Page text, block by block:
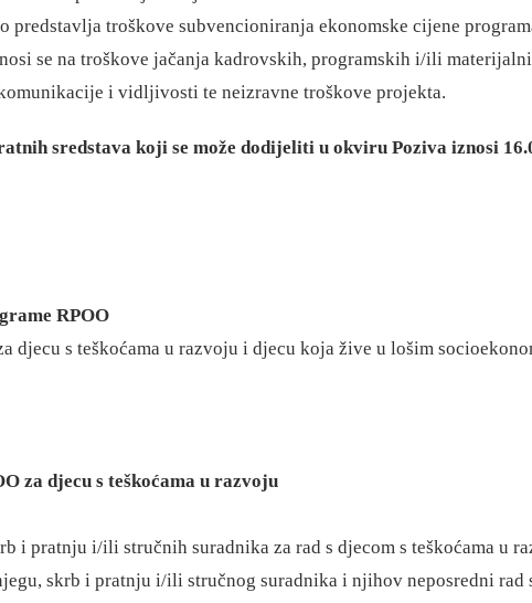
predstavlja troškove subvencioniranja ekonomske cijene
se na troškove jačanja kadrovskih, programskih i/ili
i vidljivosti te neizravne troškove projekta.
sredstava koji se može dodijeliti u okviru Poziva iznosi
RPOO
djecu s teškoćama u razvoju i djecu koja žive u lošim
za djecu s teškoćama u razvoju
i pratnju i/ili stručnih suradnika za rad s djecom s teškoćama u
skrb i pratnju i/ili stručnog suradnika i njihov neposredni rad